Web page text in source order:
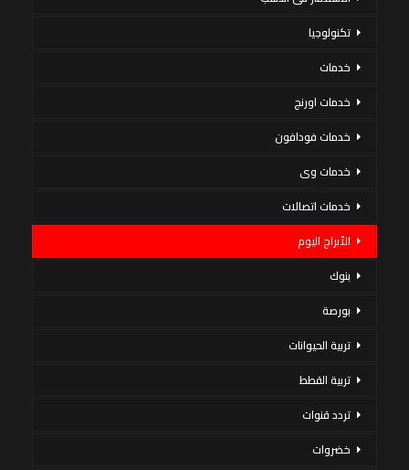
تكنولوجيا
خدمات
خدمات اورنج
خدمات فودافون
خدمات وى
خدمات اتصالات
الأبراج اليوم
بنوك
بورصة
تربية الحيوانات
تربية القطط
تردد قنوات
خضروات